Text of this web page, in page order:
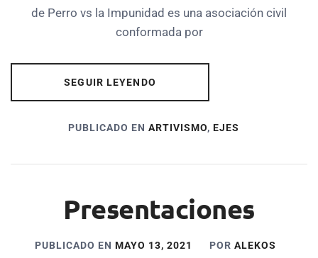
de Perro vs la Impunidad es una asociación civil
conformada por
SEGUIR LEYENDO
PUBLICADO EN ARTIVISMO, EJES
Presentaciones
PUBLICADO EN MAYO 13, 2021 POR ALEKOS